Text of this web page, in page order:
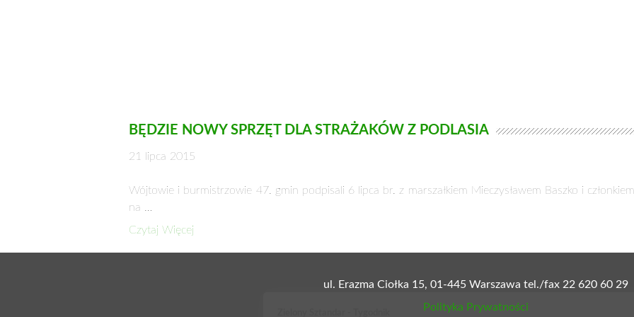
BĘDZIE NOWY SPRZĘT DLA STRAŻAKÓW Z PODLASIA
21 lipca 2015
Wójtowie i burmistrzowie 47. gmin podpisali 6 lipca br. z marszałkiem Mieczysławem Baszko i
na …
Czytaj Więcej
ul. Erazma Ciołka 15, 01-445 Warszawa tel./fax 22 620 60 29
Polityka Prywatności